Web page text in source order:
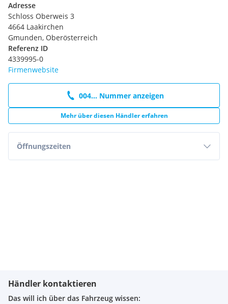
Adresse
Schloss Oberweis 3
4664 Laakirchen
Gmunden, Oberösterreich
Referenz ID
4339995-0
Firmenwebsite
004... Nummer anzeigen
Mehr über diesen Händler erfahren
Öffnungszeiten
Händler kontaktieren
Das will ich über das Fahrzeug wissen: